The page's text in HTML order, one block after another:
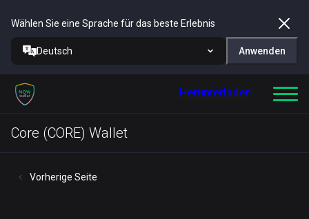
Wählen Sie eine Sprache für das beste Erlebnis
Deutsch Anwenden
Herunterladen
Core (CORE) Wallet
Vorherige Seite